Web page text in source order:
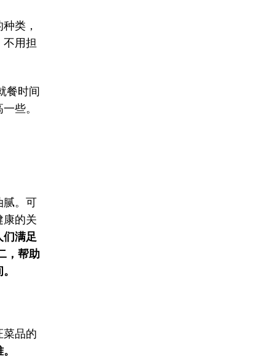
类，
用担
餐时间
些。
腻。可
康的关
们满足
，帮助
菜品的
。